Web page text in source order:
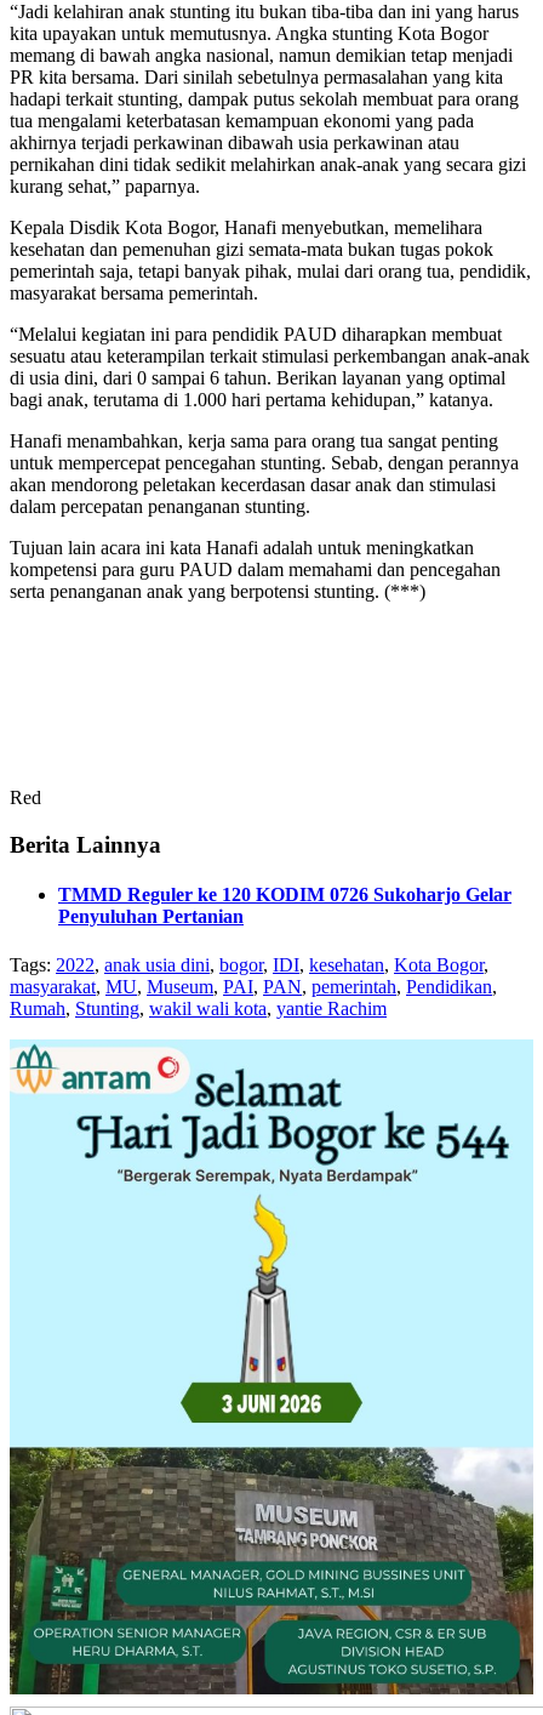
“Jadi kelahiran anak stunting itu bukan tiba-tiba dan ini yang harus
kita upayakan untuk memutusnya. Angka stunting Kota Bogor
memang di bawah angka nasional, namun demikian tetap menjadi
PR kita bersama. Dari sinilah sebetulnya permasalahan yang kita
hadapi terkait stunting, dampak putus sekolah membuat para orang
tua mengalami keterbatasan kemampuan ekonomi yang pada
akhirnya terjadi perkawinan dibawah usia perkawinan atau
pernikahan dini tidak sedikit melahirkan anak-anak yang secara gizi
kurang sehat,” paparnya.
Kepala Disdik Kota Bogor, Hanafi menyebutkan, memelihara
kesehatan dan pemenuhan gizi semata-mata bukan tugas pokok
pemerintah saja, tetapi banyak pihak, mulai dari orang tua, pendidik,
masyarakat bersama pemerintah.
“Melalui kegiatan ini para pendidik PAUD diharapkan membuat
sesuatu atau keterampilan terkait stimulasi perkembangan anak-anak
di usia dini, dari 0 sampai 6 tahun. Berikan layanan yang optimal
bagi anak, terutama di 1.000 hari pertama kehidupan,” katanya.
Hanafi menambahkan, kerja sama para orang tua sangat penting
untuk mempercepat pencegahan stunting. Sebab, dengan perannya
akan mendorong peletakan kecerdasan dasar anak dan stimulasi
dalam percepatan penanganan stunting.
Tujuan lain acara ini kata Hanafi adalah untuk meningkatkan
kompetensi para guru PAUD dalam memahami dan pencegahan
serta penanganan anak yang berpotensi stunting. (***)
Red
Berita Lainnya
TMMD Reguler ke 120 KODIM 0726 Sukoharjo Gelar
Penyuluhan Pertanian
Tags: 2022, anak usia dini, bogor, IDI, kesehatan, Kota Bogor,
masyarakat, MU, Museum, PAI, PAN, pemerintah, Pendidikan,
Rumah, Stunting, wakil wali kota, yantie Rachim